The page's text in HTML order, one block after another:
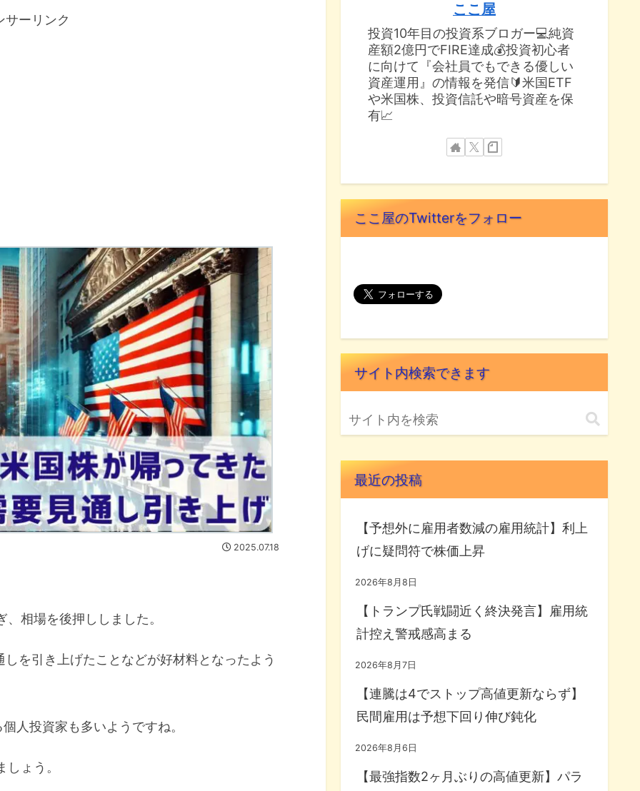
サーリンク
2025.07.18
相場を後押ししました。
を引き上げたことなどが好材料となったよう
人投資家も多いようですね。
ょう。
ここ屋
投資10年目の投資系ブロガー💻純資
産額2億円でFIRE達成💰投資初心者
に向けて『会社員でもできる優しい
資産運用』の情報を発信🔰米国ETF
や米国株、投資信託や暗号資産を保
有📈
ここ屋のTwitterをフォロー
サイト内検索できます
最近の投稿
【予想外に雇用者数減の雇用統計】利上
げに疑問符で株価上昇
2026年8月8日
【トランプ氏戦闘近く終決発言】雇用統
計控え警戒感高まる
2026年8月7日
【連騰は4でストップ高値更新ならず】
民間雇用は予想下回り伸び鈍化
2026年8月6日
【最強指数2ヶ月ぶりの高値更新】パラ